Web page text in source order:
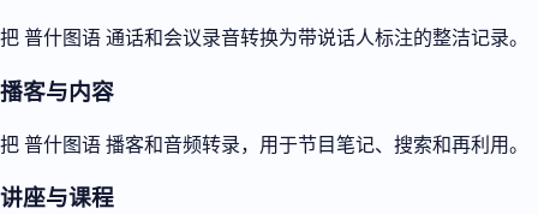
把 普什图语 通话和会议录音转换为带说话人标注的整洁记录。
播客与内容
把 普什图语 播客和音频转录，用于节目笔记、搜索和再利用。
讲座与课程